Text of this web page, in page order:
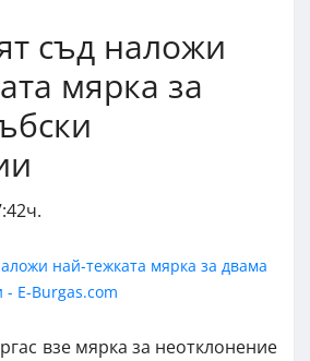
съд наложи
мярка за
взе мярка за неотклонение